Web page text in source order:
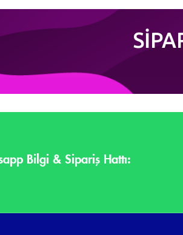
Bilgi & Sipariş Hattı: